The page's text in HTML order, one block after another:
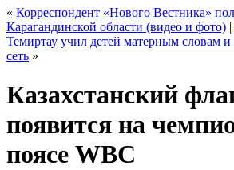
« Корреспондент «Нового Вестника»
Карагандинской области (видео и фото) |
Темиртау учил детей матерным словам
сеть »
Казахстанский
появится на
поясе WBC